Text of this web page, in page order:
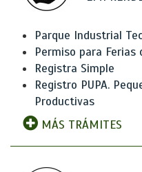
Parque Industrial
Permiso para Ferias
Registra Simple
Registro PUPA.
Productivas
MÁS TRÁMITES